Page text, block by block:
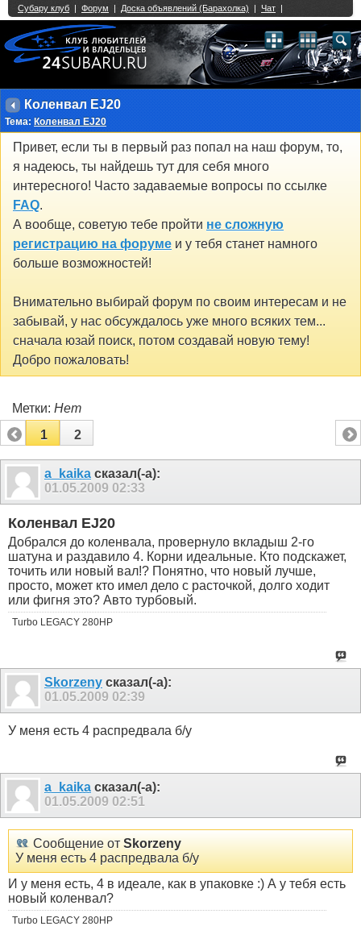
Коленвал EJ20
Тема: Коленвал EJ20
Привет, если ты в первый раз попал на наш форум, то,
я надеюсь, ты найдешь тут для себя много
интересного! Часто задаваемые вопросы по ссылке
FAQ.
А вообще, советую тебе пройти не сложную
регистрацию на форуме и у тебя станет намного
больше возможностей!
Внимательно выбирай форум по своим интересам и не
забывай, у нас обсуждалось уже много всяких тем...
сначала юзай поиск, потом создавай новую тему!
Добро пожаловать!
Метки: Нет
1
2
a_kaika сказал(-а):
01.05.2009 02:33
Коленвал EJ20
Добрался до коленвала, провернуло вкладыш 2-го
шатуна и раздавило 4. Корни идеальные. Кто подскажет,
точить или новый вал!? Понятно, что новый лучше,
просто, может кто имел дело с расточкой, долго ходит
или фигня это? Авто турбовый.
Turbo LEGACY 280HP
Skorzeny сказал(-а):
01.05.2009 02:39
У меня есть 4 распредвала б/у
a_kaika сказал(-а):
01.05.2009 02:51
Сообщение от Skorzeny
У меня есть 4 распредвала б/у
И у меня есть, 4 в идеале, как в упаковке :) А у тебя есть
новый коленвал?
Turbo LEGACY 280HP
Single Sign On provided byvBSSO
2 3 4 5 6 7 8 9 10 11 12 13 14 15 16 17 18 21 22 23 24 25 26
27 28 29 30 31 32 33 34 35 36 37 38 39 40 41 42 43